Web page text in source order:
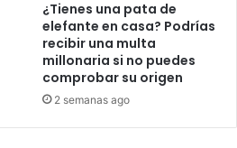
¿Tienes una pata de
elefante en casa? Podrías
recibir una multa
millonaria si no puedes
comprobar su origen
2 semanas ago